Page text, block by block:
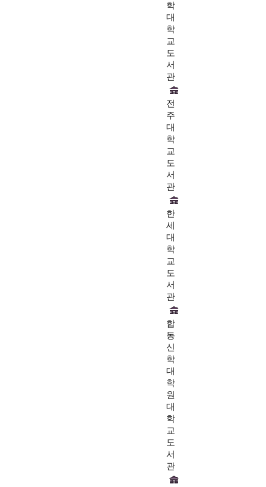
학
대
학
교
도
서
관
전
주
대
학
교
도
서
관
한
세
대
학
교
도
서
관
합
동
신
학
대
학
원
대
학
교
도
서
관